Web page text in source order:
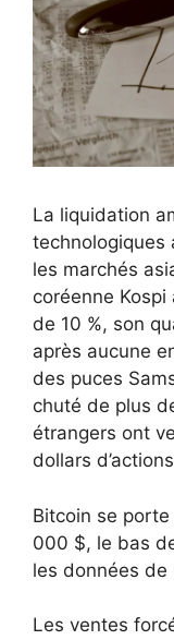
La liquidation
technologiques
les marchés
coréenne
de 10 %, son
après aucune
des puces
chuté de plus
étrangers ont
dollars
Bitcoin se
000 $, le bas
les données de
Les ventes